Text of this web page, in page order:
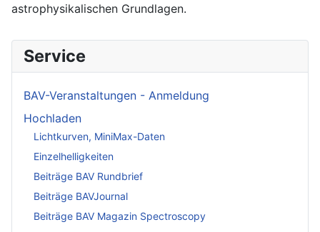
astrophysikalischen Grundlagen.
Service
BAV-Veranstaltungen - Anmeldung
Hochladen
Lichtkurven, MiniMax-Daten
Einzelhelligkeiten
Beiträge BAV Rundbrief
Beiträge BAVJournal
Beiträge BAV Magazin Spectroscopy